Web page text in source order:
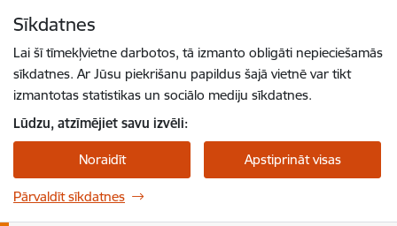
Sīkdatnes
Lai šī tīmekļvietne darbotos, tā izmanto obligāti nepieciešamās
sīkdatnes. Ar Jūsu piekrišanu papildus šajā vietnē var tikt
izmantotas statistikas un sociālo mediju sīkdatnes.
Lūdzu, atzīmējiet savu izvēli:
Noraidīt Apstiprināt visas
Pārvaldīt sīkdatnes